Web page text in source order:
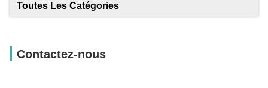
Toutes Les Catégories
Contactez-nous